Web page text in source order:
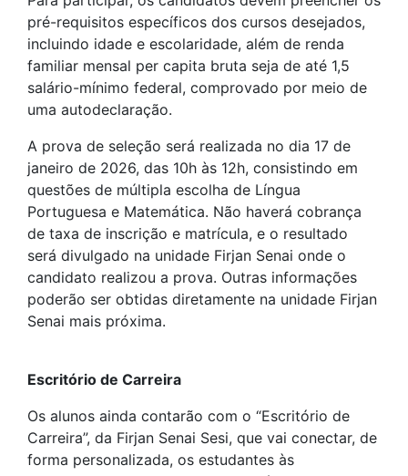
pré-requisitos específicos dos cursos desejados,
incluindo idade e escolaridade, além de renda
familiar mensal per capita bruta seja de até 1,5
salário-mínimo federal, comprovado por meio de
uma autodeclaração.
A prova de seleção será realizada no dia 17 de
janeiro de 2026, das 10h às 12h, consistindo em
questões de múltipla escolha de Língua
Portuguesa e Matemática. Não haverá cobrança
de taxa de inscrição e matrícula, e o resultado
será divulgado na unidade Firjan Senai onde o
candidato realizou a prova. Outras informações
poderão ser obtidas diretamente na unidade Firjan
Senai mais próxima.
Escritório de Carreira
Os alunos ainda contarão com o “Escritório de
Carreira”, da Firjan Senai Sesi, que vai conectar, de
forma personalizada, os estudantes às